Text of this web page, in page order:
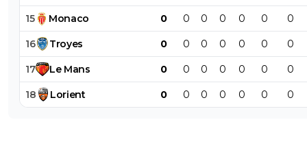
15 Monaco 0 0 0 0 0 0 0
16 Troyes 0 0 0 0 0 0 0
17 Le Mans 0 0 0 0 0 0 0
18 Lorient 0 0 0 0 0 0 0